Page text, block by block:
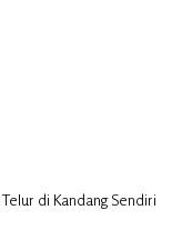
di Kandang Sendiri